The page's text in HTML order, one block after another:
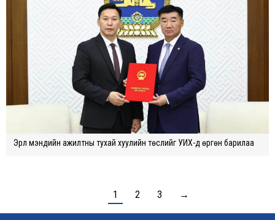
Эрүүл мэндийн ажилтны тухай хуулийн төслийг УИХ-д өргөн барилаа
1 2 3 →